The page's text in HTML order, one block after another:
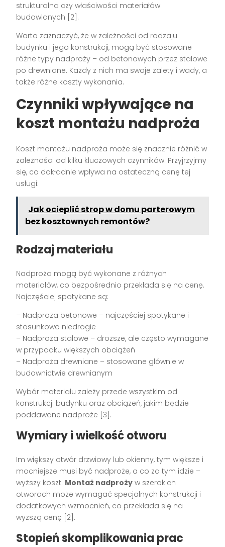
strukturalna czy właściwości materiałów
budowlanych [2].
Warto zaznaczyć, że w zależności od rodzaju
budynku i jego konstrukcji, mogą być stosowane
różne typy nadproży – od betonowych przez stalowe
po drewniane. Każdy z nich ma swoje zalety i wady, a
także różne koszty wykonania.
Czynniki wpływające na
koszt montażu nadproża
Koszt montażu nadproża może się znacznie różnić w
zależności od kilku kluczowych czynników. Przyjrzyjmy
się, co dokładnie wpływa na ostateczną cenę tej
usługi:
Jak ocieplić strop w domu parterowym
bez kosztownych remontów?
Rodzaj materiału
Nadproża mogą być wykonane z różnych
materiałów, co bezpośrednio przekłada się na cenę.
Najczęściej spotykane są:
– Nadproża betonowe – najczęściej spotykane i
stosunkowo niedrogie
– Nadproża stalowe – droższe, ale często wymagane
w przypadku większych obciążeń
– Nadproża drewniane – stosowane głównie w
budownictwie drewnianym
Wybór materiału zależy przede wszystkim od
konstrukcji budynku oraz obciążeń, jakim będzie
poddawane nadproże [3].
Wymiary i wielkość otworu
Im większy otwór drzwiowy lub okienny, tym większe i
mocniejsze musi być nadproże, a co za tym idzie –
wyższy koszt. Montaż nadproży w szerokich
otworach może wymagać specjalnych konstrukcji i
dodatkowych wzmocnień, co przekłada się na
wyższą cenę [2].
Stopień skomplikowania prac